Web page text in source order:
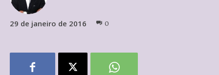
29 de janeiro de 2016 0